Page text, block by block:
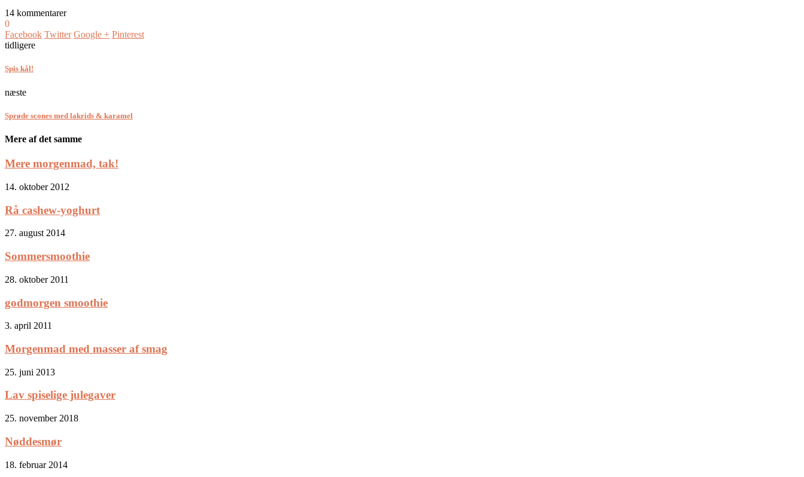
14 kommentarer
0
Facebook Twitter Google + Pinterest
tidligere
Spis kål!
næste
Sprøde scones med lakrids & karamel
Mere af det samme
Mere morgenmad, tak!
14. oktober 2012
Rå cashew-yoghurt
27. august 2014
Sommersmoothie
28. oktober 2011
godmorgen smoothie
3. april 2011
Morgenmad med masser af smag
25. juni 2013
Lav spiselige julegaver
25. november 2018
Nøddesmør
18. februar 2014